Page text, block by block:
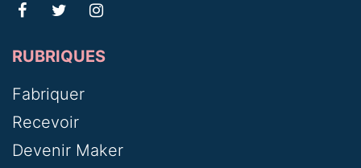
RUBRIQUES
Fabriquer
Recevoir
Devenir Maker